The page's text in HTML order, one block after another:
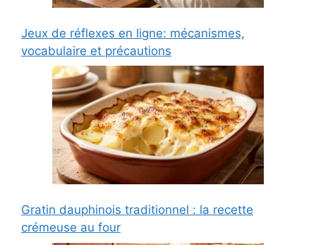
Jeux de réflexes en ligne: mécanismes,
vocabulaire et précautions
Gratin dauphinois traditionnel : la recette
crémeuse au four